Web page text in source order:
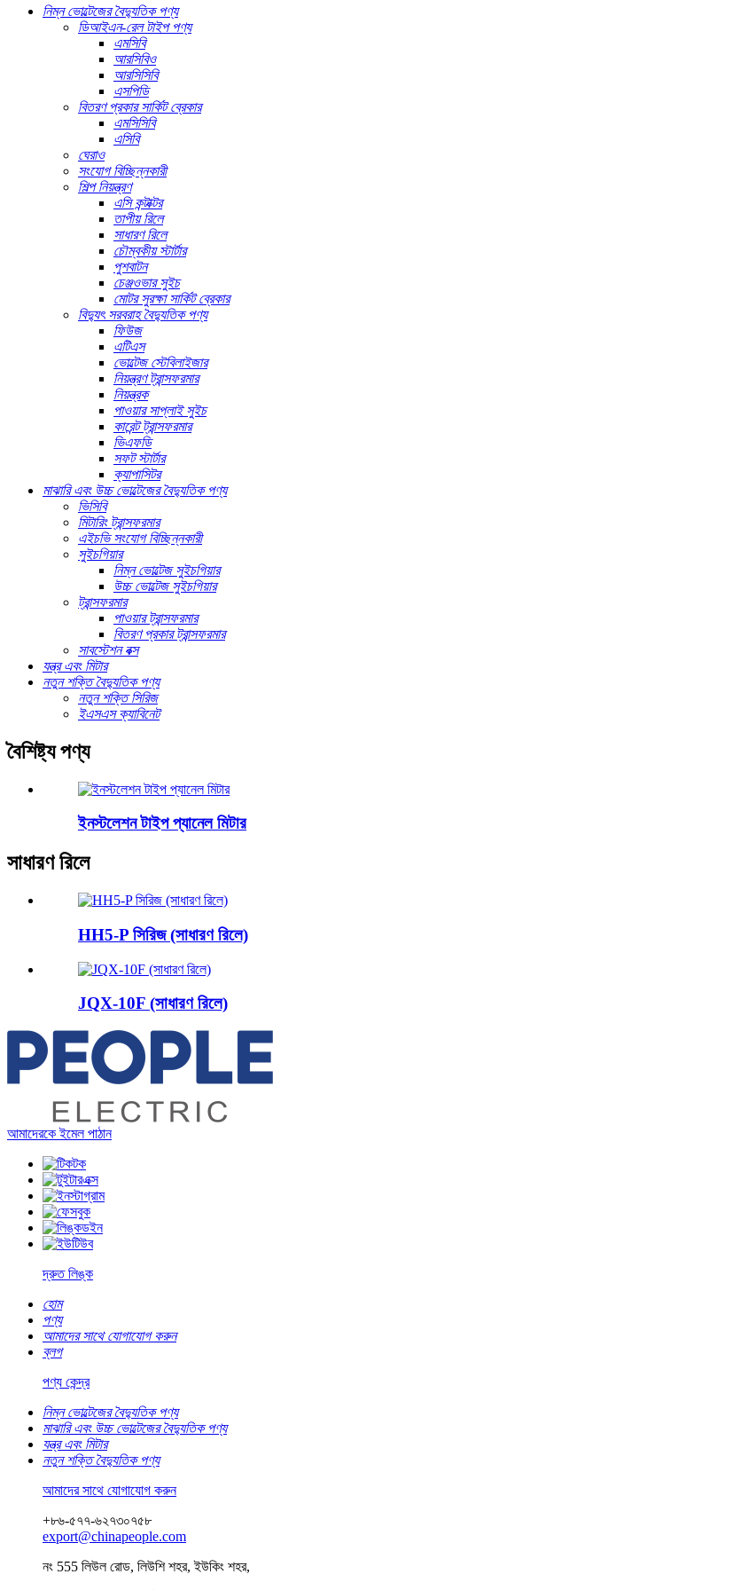
নিম্ন ভোল্টেজের বৈদ্যুতিক পণ্য
ডিআইএন-রেল টাইপ পণ্য
এমসিবি
আরসিবিও
আরসিসিবি
এসপিডি
বিতরণ প্রকার সার্কিট ব্রেকার
এমসিসিবি
এসিবি
ঘেরাও
সংযোগ বিচ্ছিন্নকারী
শিল্প নিয়ন্ত্রণ
এসি কন্টাক্টর
তাপীয় রিলে
সাধারণ রিলে
চৌম্বকীয় স্টার্টার
পুশবাটন
চেঞ্জওভার সুইচ
মোটর সুরক্ষা সার্কিট ব্রেকার
বিদ্যুৎ সরবরাহ বৈদ্যুতিক পণ্য
ফিউজ
এটিএস
ভোল্টেজ স্টেবিলাইজার
নিয়ন্ত্রণ ট্রান্সফরমার
নিয়ন্ত্রক
পাওয়ার সাপ্লাই সুইচ
কারেন্ট ট্রান্সফরমার
ভিএফডি
সফট স্টার্টার
ক্যাপাসিটর
মাঝারি এবং উচ্চ ভোল্টেজের বৈদ্যুতিক পণ্য
ভিসিবি
মিটারিং ট্রান্সফরমার
এইচভি সংযোগ বিচ্ছিন্নকারী
সুইচগিয়ার
নিম্ন ভোল্টেজ সুইচগিয়ার
উচ্চ ভোল্টেজ সুইচগিয়ার
ট্রান্সফরমার
পাওয়ার ট্রান্সফরমার
বিতরণ প্রকার ট্রান্সফরমার
সাবস্টেশন বক্স
যন্ত্র এবং মিটার
নতুন শক্তি বৈদ্যুতিক পণ্য
নতুন শক্তি সিরিজ
ইএসএস ক্যাবিনেট
বৈশিষ্ট্য পণ্য
ইনস্টলেশন টাইপ প্যানেল মিটার
সাধারণ রিলে
HH5-P সিরিজ (সাধারণ রিলে)
JQX-10F (সাধারণ রিলে)
আমাদেরকে ইমেল পাঠান
দ্রুত লিঙ্ক
হোম
পণ্য
আমাদের সাথে যোগাযোগ করুন
ব্লগ
পণ্য কেন্দ্র
নিম্ন ভোল্টেজের বৈদ্যুতিক পণ্য
মাঝারি এবং উচ্চ ভোল্টেজের বৈদ্যুতিক পণ্য
যন্ত্র এবং মিটার
নতুন শক্তি বৈদ্যুতিক পণ্য
আমাদের সাথে যোগাযোগ করুন
+৮৬-৫৭৭-৬২৭৩০৭৫৮
export@chinapeople.com
নং 555 লিউল রোড, লিউশি শহর, ইউকিং শহর,